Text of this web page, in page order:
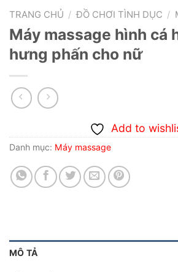
TRANG CHỦ / ĐỒ CHƠI TÌNH DỤC /
Máy massage hình cá
hưng phấn cho nữ
Add to
Danh mục: Máy massage
MÔ TẢ